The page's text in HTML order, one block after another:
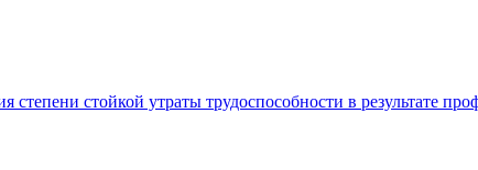
стойкой утраты трудоспособности в результате